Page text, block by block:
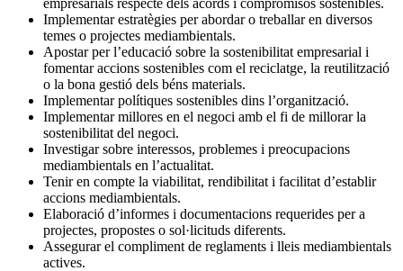
Implementar estratègies per abordar o treballar en diversos
temes o projectes mediambientals.
Apostar per l’educació sobre la sostenibilitat empresarial i
fomentar accions sostenibles com el reciclatge, la reutilització
o la bona gestió dels béns materials.
Implementar polítiques sostenibles dins l’organització.
Implementar millores en el negoci amb el fi de millorar la
sostenibilitat del negoci.
Investigar sobre interessos, problemes i preocupacions
mediambientals en l’actualitat.
Tenir en compte la viabilitat, rendibilitat i facilitat d’establir
accions mediambientals.
Elaboració d’informes i documentacions requerides per a
projectes, propostes o sol·licituds diferents.
Assegurar el compliment de reglaments i lleis mediambientals
actives.